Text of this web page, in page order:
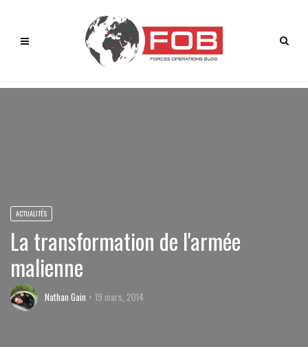
ACTUALITÉS
La transformation de l'armée
malienne
Nathan Gain 19 mars, 2014